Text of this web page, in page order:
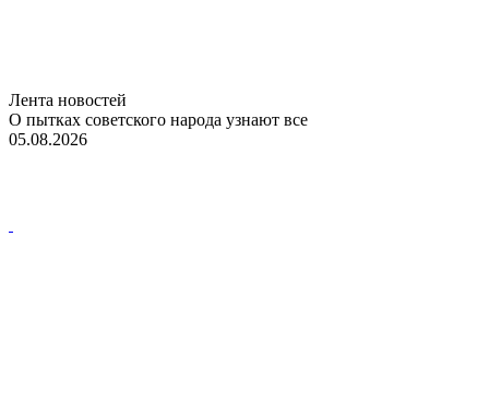
Лента новостей
О пытках советского народа узнают все
05.08.2026